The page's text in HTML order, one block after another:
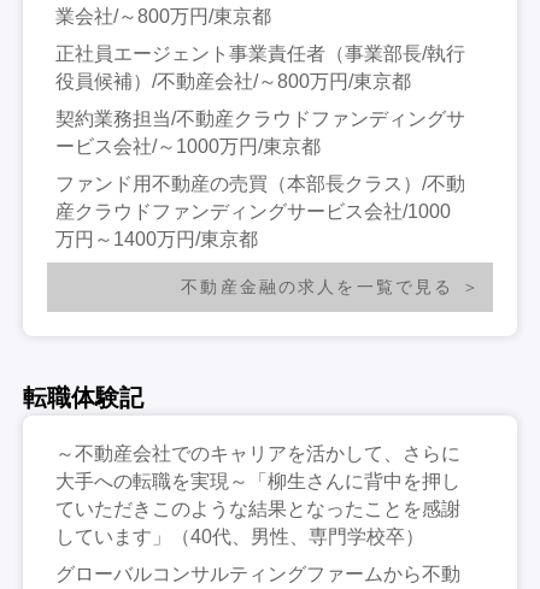
業会社/～800万円/東京都
正社員エージェント事業責任者（事業部長/執行
役員候補）/不動産会社/～800万円/東京都
契約業務担当/不動産クラウドファンディングサ
ービス会社/～1000万円/東京都
ファンド用不動産の売買（本部長クラス）/不動
産クラウドファンディングサービス会社/1000
万円～1400万円/東京都
不動産金融の求人を一覧で見る
転職体験記
～不動産会社でのキャリアを活かして、さらに
大手への転職を実現～「柳生さんに背中を押し
ていただきこのような結果となったことを感謝
しています」（40代、男性、専門学校卒）
グローバルコンサルティングファームから不動